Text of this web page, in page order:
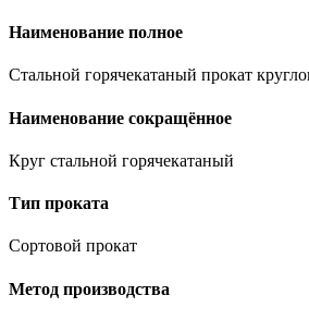
Наименование полное
Стальной горячекатаный прокат
Наименование сокращённое
Круг стальной горячекатаный
Тип проката
Сортовой прокат
Метод производства